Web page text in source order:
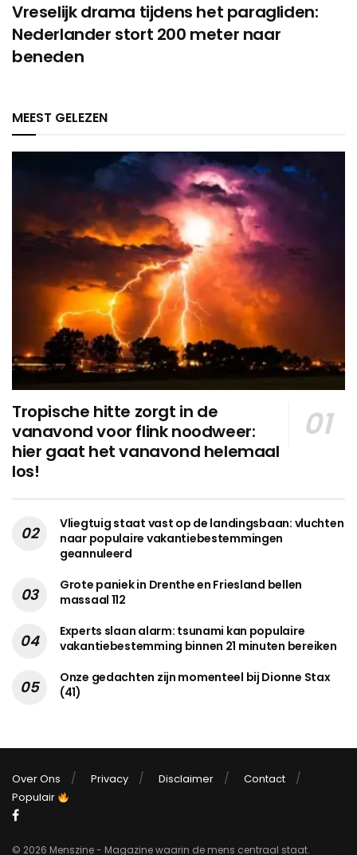
Vreselijk drama tijdens het paragliden:
Nederlander stort 200 meter naar
beneden
MEEST GELEZEN
Tropische hitte zorgt in de
vanavond voor flink noodweer:
hier gaat het vanavond helemaal
los!
Vliegtuig staat vast op de landingsbaan: vluchten
naar populaire vakantiebestemmingen
geannuleerd
Grote paniek in Drenthe en Friesland bellen
massaal 112
Experts slaan alarm: tsunami kan populaire
vakantiebestemming binnen 21 minuten bereiken
Onze gedachten zijn momenteel bij Dionne Stax
(41)
Over Ons Privacy Disclaimer
Contact
Populair
© 2026 Menszine - Magazine waarin de mens centraal staat.